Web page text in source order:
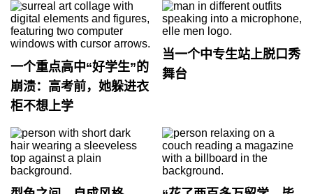
一个重点高中“好学生”的
崩溃：高考前，她躲进衣
柜不想上学
当一个中专生站上脱口秀
舞台